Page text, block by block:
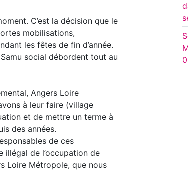
C’est la décision que le
mobilisations,
les fêtes de fin d’année.
social débordent tout au
Angers Loire
à leur faire (village
et de mettre un terme à
des années.
de ces
illégal de l’occupation de
Loire Métropole, que nous